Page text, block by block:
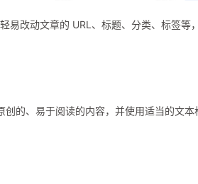
易改动文章的 URL、标题、分类、标签等
的、易于阅读的内容，并使用适当的文本